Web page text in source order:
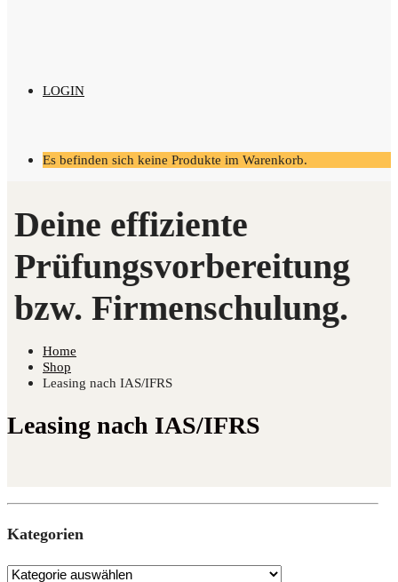
LOGIN
Es befinden sich keine Produkte im Warenkorb.
Home
Shop
Leasing nach IAS/IFRS
Leasing nach IAS/IFRS
Kate­go­rien